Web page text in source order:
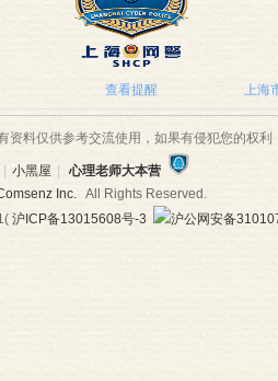
查看提醒 上海
资料仅供参考交流使用，如果有侵犯您的权
小黑屋
心理老师大本营
Inc.All Rights Reserved.
( 沪ICP备13015608号-3 沪公网安备